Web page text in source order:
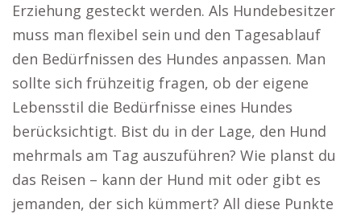
Erziehung gesteckt werden. Als Hundebesitzer
muss man flexibel sein und den Tagesablauf
den Bedürfnissen des Hundes anpassen. Man
sollte sich frühzeitig fragen, ob der eigene
Lebensstil die Bedürfnisse eines Hundes
berücksichtigt. Bist du in der Lage, den Hund
mehrmals am Tag auszuführen? Wie planst du
das Reisen – kann der Hund mit oder gibt es
jemanden, der sich kümmert? All diese Punkte